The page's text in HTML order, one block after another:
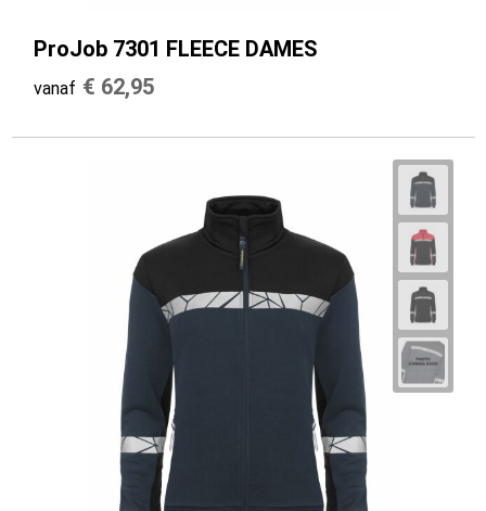
ProJob 7301 FLEECE DAMES
vanaf € 62,95